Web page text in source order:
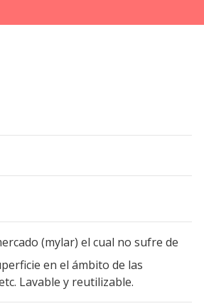
(mylar) el cual no sufre de
en el ámbito de las
Lavable y reutilizable.